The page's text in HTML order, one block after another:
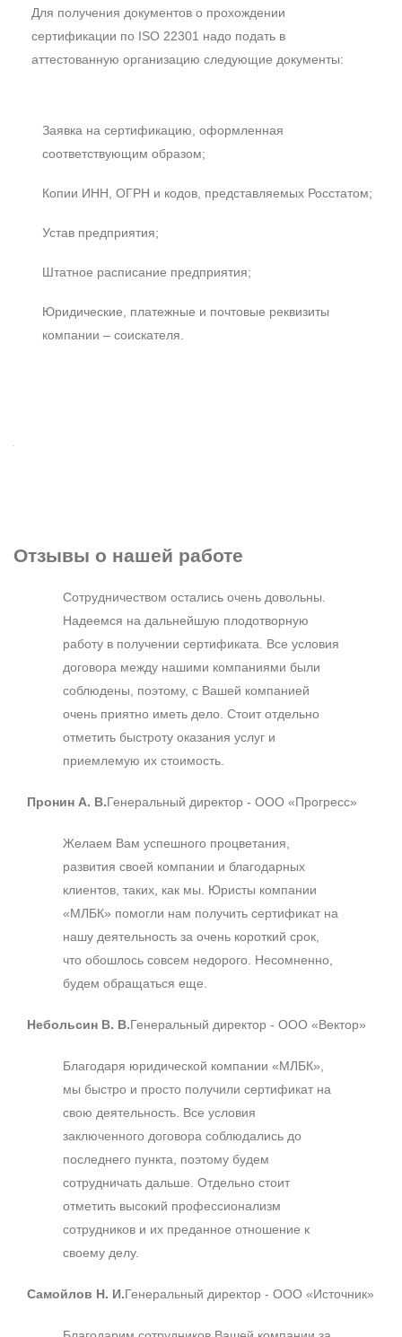
Для получения документов о прохождении
сертификации по ISO 22301 надо подать в
аттестованную организацию следующие документы:
Заявка на сертификацию, оформленная
соответствующим образом;
Копии ИНН, ОГРН и кодов, представляемых Росстатом;
Устав предприятия;
Штатное расписание предприятия;
Юридические, платежные и почтовые реквизиты
компании – соискателя.
Отзывы о нашей работе
Сотрудничеством остались очень довольны.
Надеемся на дальнейшую плодотворную
работу в получении сертификата. Все условия
договора между нашими компаниями были
соблюдены, поэтому, с Вашей компанией
очень приятно иметь дело. Стоит отдельно
отметить быстроту оказания услуг и
приемлемую их стоимость.
Пронин А. В.Генеральный директор - ООО «Прогресс»
Желаем Вам успешного процветания,
развития своей компании и благодарных
клиентов, таких, как мы. Юристы компании
«МЛБК» помогли нам получить сертификат на
нашу деятельность за очень короткий срок,
что обошлось совсем недорого. Несомненно,
будем обращаться еще.
Небольсин В. В.Генеральный директор - ООО «Вектор»
Благодаря юридической компании «МЛБК»,
мы быстро и просто получили сертификат на
свою деятельность. Все условия
заключенного договора соблюдались до
последнего пункта, поэтому будем
сотрудничать дальше. Отдельно стоит
отметить высокий профессионализм
сотрудников и их преданное отношение к
своему делу.
Самойлов Н. И.Генеральный директор - ООО «Источник»